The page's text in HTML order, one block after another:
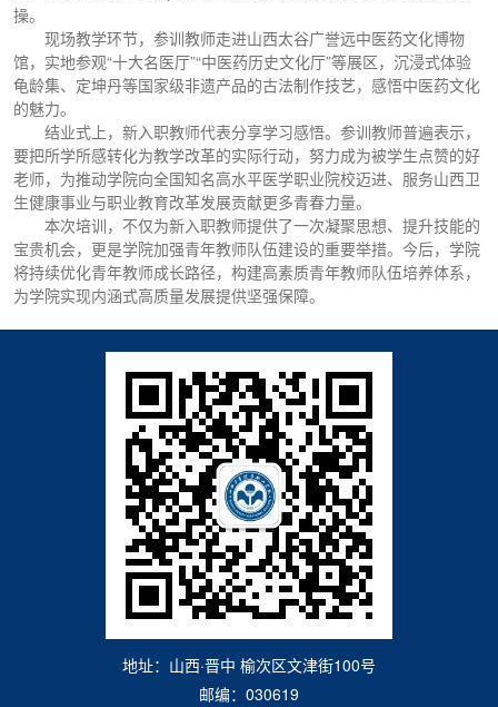
操。
现场教学环节，参训教师走进山西太谷广誉远中医药文化博物
馆，实地参观“十大名医厅”“中医药历史文化厅”等展区，沉浸式体验
龟龄集、定坤丹等国家级非遗产品的古法制作技艺，感悟中医药文化
的魅力。
结业式上，新入职教师代表分享学习感悟。参训教师普遍表示，
要把所学所感转化为教学改革的实际行动，努力成为被学生点赞的好
老师，为推动学院向全国知名高水平医学职业院校迈进、服务山西卫
生健康事业与职业教育改革发展贡献更多青春力量。
本次培训，不仅为新入职教师提供了一次凝聚思想、提升技能的
宝贵机会，更是学院加强青年教师队伍建设的重要举措。今后，学院
将持续优化青年教师成长路径，构建高素质青年教师队伍培养体系，
为学院实现内涵式高质量发展提供坚强保障。
地址：山西·晋中 榆次区文津街100号
邮编：030619